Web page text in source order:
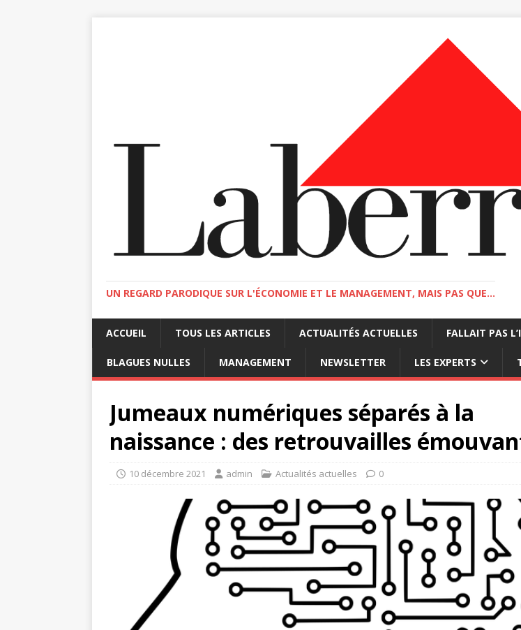
UN REGARD PARODIQUE SUR L'ÉCONOMIE ET LE MANAGEMENT, MAIS PAS QUE...
ACCUEIL TOUS LES ARTICLES ACTUALITÉS ACTUELLES FALLAIT PAS
BLAGUES NULLES MANAGEMENT NEWSLETTER LES EXPERTS
Jumeaux numériques séparés à la
naissance : des retrouvailles
10 décembre 2021 admin Actualités actuelles 0